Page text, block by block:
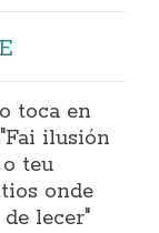
toca en
ilusión
teu
onde
lecer"